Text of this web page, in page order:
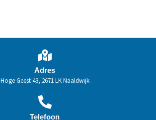
Adres
Hoge Geest 43, 2671 LK Naaldwijk
Telefoon